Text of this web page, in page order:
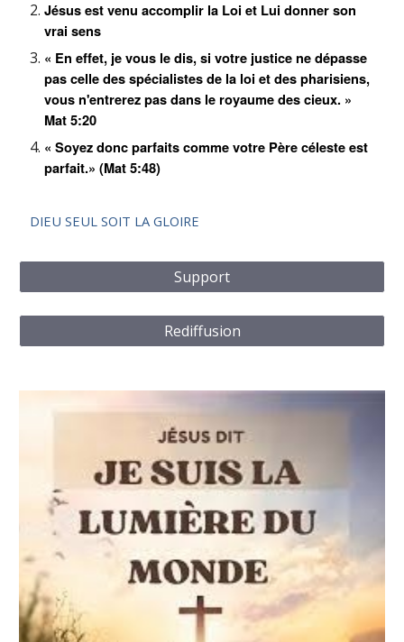
Jésus est venu accomplir la Loi et Lui donner son
vrai sens
« En effet, je vous le dis, si votre justice ne dépasse
pas celle des spécialistes de la loi et des pharisiens,
vous n'entrerez pas dans le royaume des cieux. »
Mat 5:20
« Soyez donc parfaits comme votre Père céleste est
parfait.» (Mat 5:48)
DIEU SEUL SOIT LA GLOIRE
Support
Rediffusion